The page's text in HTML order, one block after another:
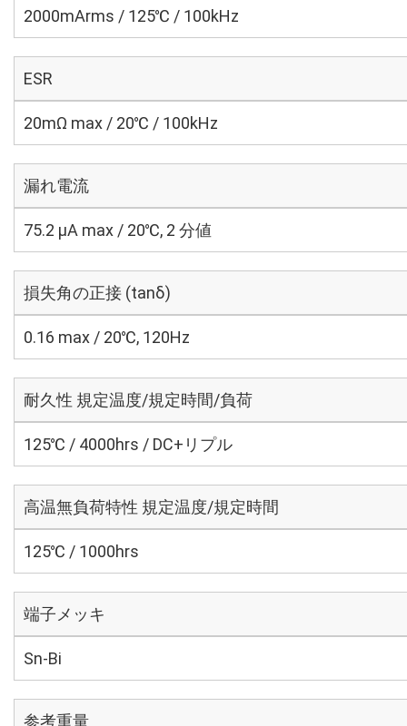
2000mArms / 125℃ / 100kHz
ESR
20mΩ max / 20℃ / 100kHz
漏れ電流
75.2 μA max / 20℃, 2 分値
損失角の正接 (tanδ)
0.16 max / 20℃, 120Hz
耐久性 規定温度/規定時間/負荷
125℃ / 4000hrs / DC+リプル
高温無負荷特性 規定温度/規定時間
125℃ / 1000hrs
端子メッキ
Sn-Bi
参考重量